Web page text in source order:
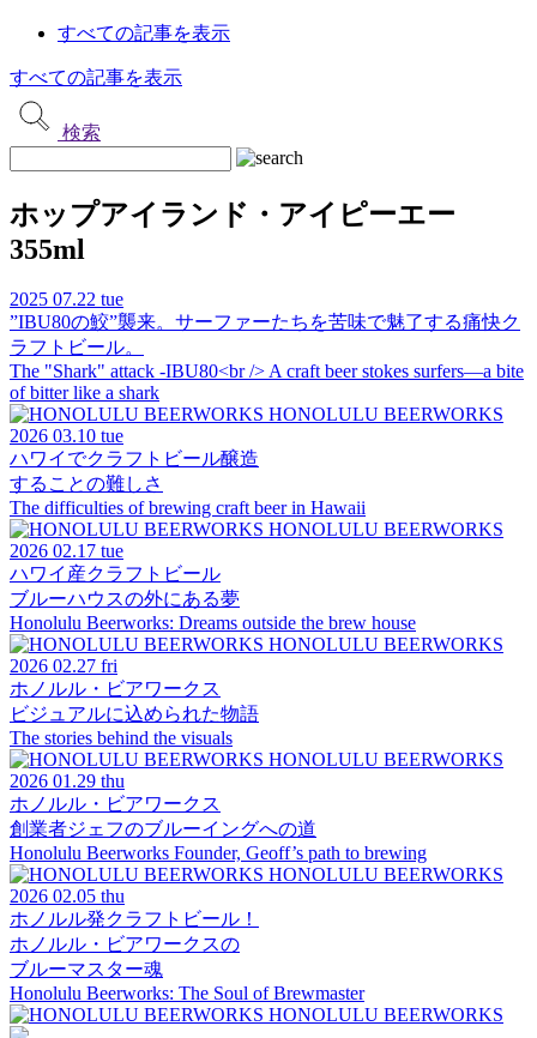
すべての記事を表示
すべての記事を表示
検索
ホップアイランド・アイピーエー
355ml
2025 07.22 tue
”IBU80の鮫”襲来。サーファーたちを苦味で魅了する痛快ク
ラフトビール。
The "Shark" attack -IBU80<br /> A craft beer stokes surfers—a bite
of bitter like a shark
HONOLULU BEERWORKS
2026 03.10 tue
ハワイでクラフトビール醸造
することの難しさ
The difficulties of brewing craft beer in Hawaii
HONOLULU BEERWORKS
2026 02.17 tue
ハワイ産クラフトビール
ブルーハウスの外にある夢
Honolulu Beerworks: Dreams outside the brew house
HONOLULU BEERWORKS
2026 02.27 fri
ホノルル・ビアワークス
ビジュアルに込められた物語
The stories behind the visuals
HONOLULU BEERWORKS
2026 01.29 thu
ホノルル・ビアワークス
創業者ジェフのブルーイングへの道
Honolulu Beerworks Founder, Geoff’s path to brewing
HONOLULU BEERWORKS
2026 02.05 thu
ホノルル発クラフトビール！
ホノルル・ビアワークスの
ブルーマスター魂
Honolulu Beerworks: The Soul of Brewmaster
HONOLULU BEERWORKS